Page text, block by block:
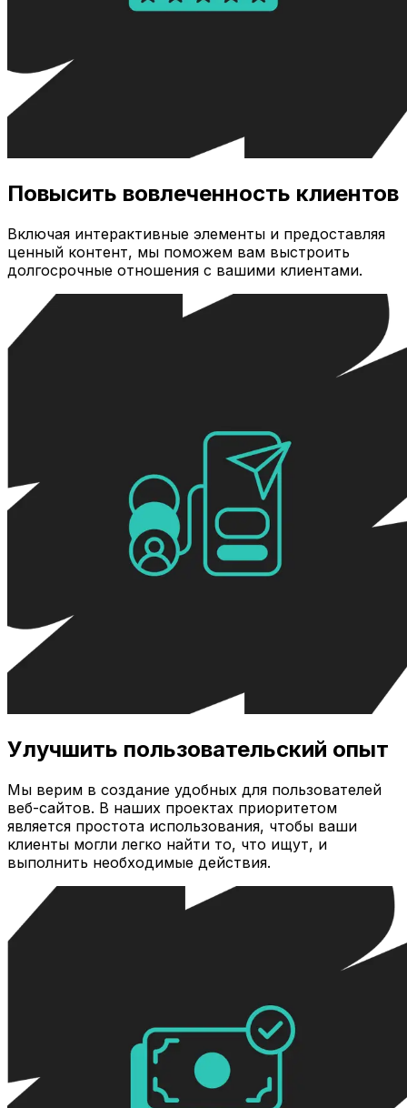
Повысить вовлеченность клиентов
Включая интерактивные элементы и предоставляя
ценный контент, мы поможем вам выстроить
долгосрочные отношения с вашими клиентами.
Улучшить пользовательский опыт
Мы верим в создание удобных для пользователей
веб-сайтов. В наших проектах приоритетом
является простота использования, чтобы ваши
клиенты могли легко найти то, что ищут, и
выполнить необходимые действия.